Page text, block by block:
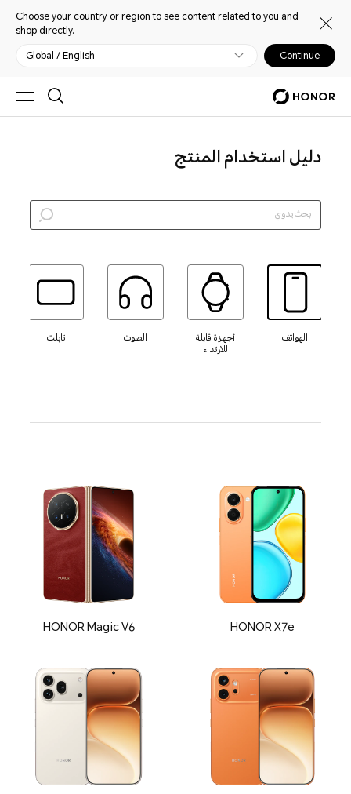
Choose your country or region to see content related to you and
shop directly.
Global / English Continue
دليل استخدام المنتج
الهواتف أجهزة قابلة
للارتداء
الصوت تابلت
HONOR X7e
HONOR Magic V6